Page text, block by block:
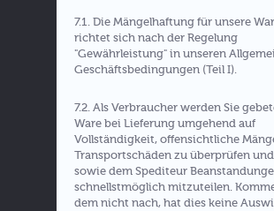
7.1. Die Mängelhaftung für unsere
richtet sich nach der Regelung
"Gewährleistung" in unseren
Geschäftsbedingungen (Teil I).
7.2. Als Verbraucher werden Sie
Ware bei Lieferung umgehend auf
Vollständigkeit, offensichtliche
Transportschäden zu überprüfen
sowie dem Spediteur
schnellstmöglich mitzuteilen.
dem nicht nach, hat dies keine